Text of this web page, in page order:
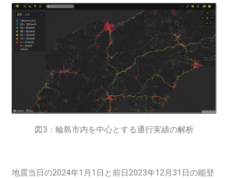
図3：輪島市内を中心とする通行実績の解析
地震当日の2024年1月1日と前日2023年12月31日の能登